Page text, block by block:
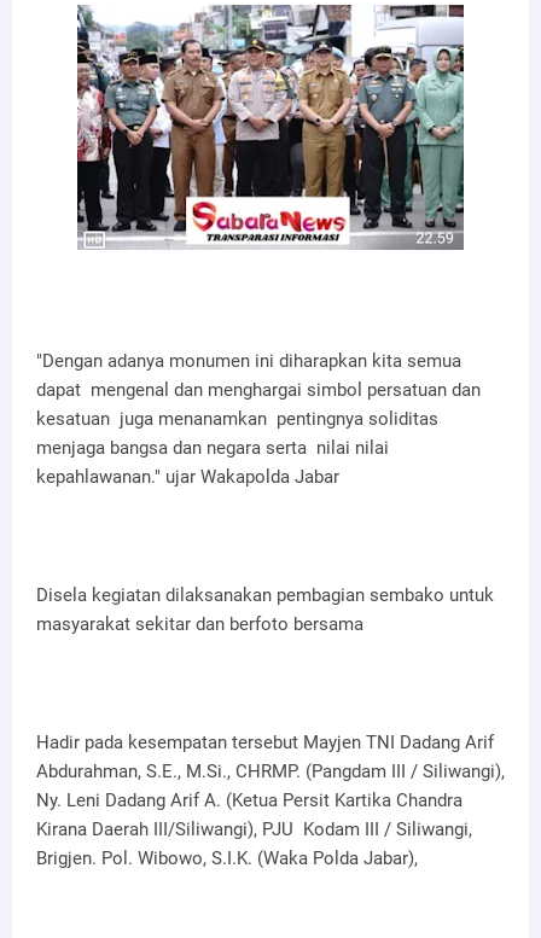
"Dengan adanya monumen ini diharapkan kita semua
dapat mengenal dan menghargai simbol persatuan dan
kesatuan juga menanamkan pentingnya soliditas
menjaga bangsa dan negara serta nilai nilai
kepahlawanan." ujar Wakapolda Jabar
Disela kegiatan dilaksanakan pembagian sembako untuk
masyarakat sekitar dan berfoto bersama
Hadir pada kesempatan tersebut Mayjen TNI Dadang Arif
Abdurahman, S.E., M.Si., CHRMP. (Pangdam III / Siliwangi),
Ny. Leni Dadang Arif A. (Ketua Persit Kartika Chandra
Kirana Daerah III/Siliwangi), PJU Kodam III / Siliwangi,
Brigjen. Pol. Wibowo, S.I.K. (Waka Polda Jabar),